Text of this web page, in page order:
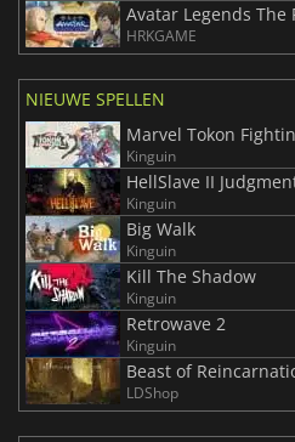
Avatar Legends The
HRKGAME
NIEUWE SPELLEN
Marvel Tokon
Kinguin
HellSlave II
Kinguin
Big Walk
Kinguin
Kill The Shadow
Kinguin
Retrowave 2
Kinguin
Beast of
LDShop